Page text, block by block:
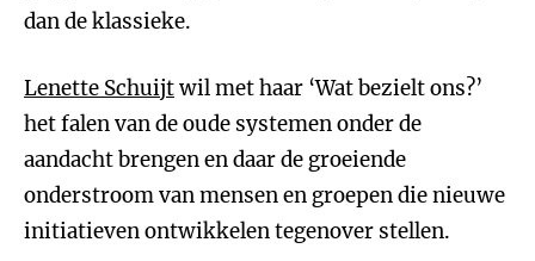
dan de klassieke.
Lenette Schuijtwil met haar ‘Wat bezielt ons?’
het falen van de oude systemen onder de
aandacht brengen en daar de groeiende
onderstroom van mensen en groepen die nieuwe
initiatieven ontwikkelen tegenover stellen.